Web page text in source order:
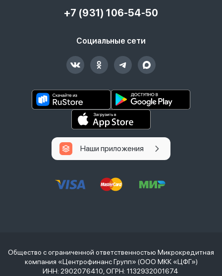
+7 (931) 106-54-50
Социальные сети
Наши приложения
Общество с ограниченной ответственностью Микрокредитная
компания «Центрофинанс Групп» (ООО МКК «ЦФГ»)
ИНН: 2902076410, ОГРН: 1132932001674